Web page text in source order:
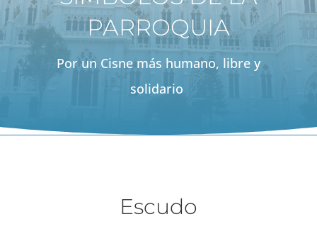
PARROQUIA
Por un Cisne más humano, libre y
solidario
Escudo